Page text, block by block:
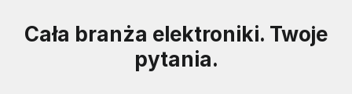
Cała branża elektroniki. Twoje
pytania.